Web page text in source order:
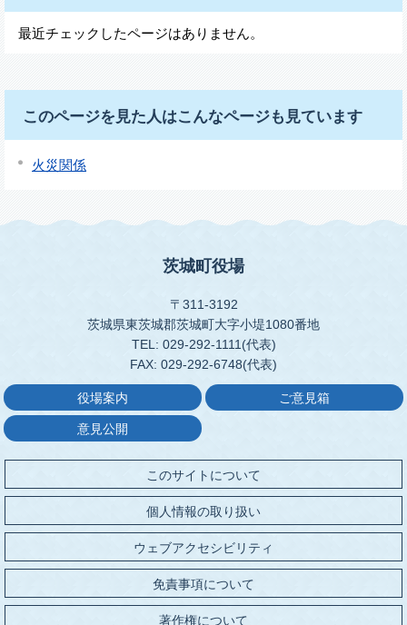
最近チェックしたページはありません。
このページを見た人はこんなページも見ています
火災関係
茨城町役場
〒311-3192
茨城県東茨城郡茨城町大字小堤1080番地
TEL: 029-292-1111(代表)
FAX: 029-292-6748(代表)
役場案内 ご意見箱
意見公開
このサイトについて
個人情報の取り扱い
ウェブアクセシビリティ
免責事項について
著作権について